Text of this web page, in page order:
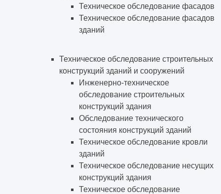
Техническое обследование фасадов
Техническое обследование фасадов
зданий
Техническое обследование строительных
конструкций зданий и сооружений
Инженерно-техническое
обследование строительных
конструкций здания
Обследование технического
состояния конструкций зданий
Техническое обследование кровли
зданий
Техническое обследование несущих
конструкций здания
Техническое обследование